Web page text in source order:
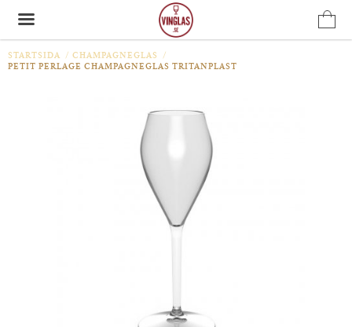
Produkten har blivit tillagd i varukorgen
STARTSIDA / CHAMPAGNEGLAS
/
PETIT PERLAGE CHAMPAGNEGLAS TRITANPLAST